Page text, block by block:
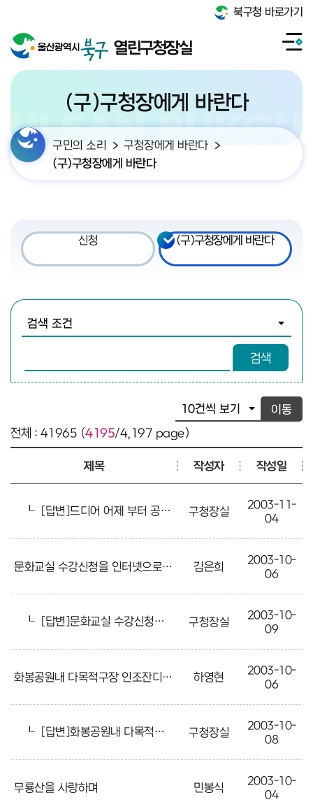
북구청 바로가기
열린구청장실
(구)구청장에게 바란다
구민의 소리
구청장에게 바란다
(구)구청장에게 바란다
신청 (구)구청장에게 바란다
검색
이동
전체 : 41965 (4195/4,197 page)
제목 작성자 작성일
┖ [답변]드디어 어제 부터 공사 시작이네요. 구청장실
2003-11-
04
문화교실 수강신청을 인터넷으로 할수는 없는지요? 김은희
2003-10-
06
┖ [답변]문화교실 수강신청을 인터넷으로 할수는 없는지요? 구청장실
2003-10-
09
화봉공원내 다목적구장 인조잔디 보수 의뢰 하영현
2003-10-
06
┖ [답변]화봉공원내 다목적구장 인조잔디 보수 의뢰 구청장실
2003-10-
08
무룡산을 사랑하며 민봉식
2003-10-
04